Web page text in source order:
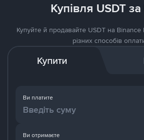
Купівля USDT
Купуйте й продавайте USDT на
різних способів
Купити
Ви платите
Ви отримаєте